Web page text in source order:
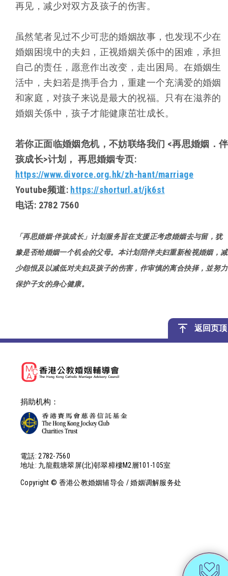
再见，减少对双方及孩子的伤害。
虽然笔者见过不少可悲的婚姻故事，也发现不少在
婚姻困境中的夫妇，正视婚姻关係中的困难，承担
自己的责任，愿意作出改变，走出困局。在婚姻生
活中，夫妇若是擕手合力，重建一个充满爱的婚姻
和家庭，对孩子来说是最大的祝福。只有在滋养的
婚姻关係中，孩子才能健康茁壮成长。
若你正面临婚姻危机，不妨联络我们 <再思婚姻．伴
孩成长>计划， 再思婚姻专页:
https://www.divorce.org.hk/zh-hant/marriage
Youtube频道: https://shorturl.at/jk6st
电话: 2782 7560
「再思婚姻·伴孩成长」计划服务旨在支援正考虑婚姻去与留，犹
豫是否给婚姻一个机会的父母。本计划陪伴夫妇重新检视婚姻，减
少怨恨及以减低对夫妇及孩子的伤害，作审慎的离合抉择，並努力
保护子女的身心健康。
返回页顶
捐助机构：
電話: 2782-7560
地址: 九龍觀塘翠屏(北)邨翠樟樓M2層101-105室
Copyright © 香港公教婚姻辅导会 / 婚姻调解服务处